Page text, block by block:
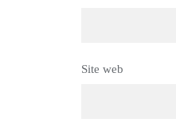
Site web